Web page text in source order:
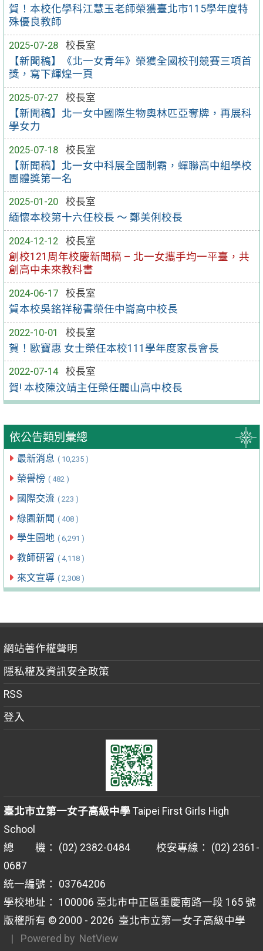
賀！本校化學科江慧玉老師榮獲臺北市115學年度特
殊優良教師
2025-07-28
校長室
【新聞稿】《北一女青年》榮獲全國校刊競賽三項首
獎，寫下輝煌一頁
2025-07-27
校長室
【新聞稿】北一女中國際生物奧林匹亞奪牌，再展科
學女力
2025-07-18
校長室
【新聞稿】北一女中科展全國制霸，蟬聯高中組學校
團體獎第一名
2025-01-20
校長室
緬懷本校第十六任校長 ～ 鄭美俐校長
2024-12-12
校長室
創校121周年校慶新聞稿 – 北一女攜手均一平臺，共
創高中未來教科書
2024-06-17
校長室
賀本校吳銘祥秘書榮任中崙高中校長
2022-10-01
校長室
賀！歐寶惠 女士榮任本校111學年度家長會長
2022-07-14
校長室
賀! 本校陳汶靖主任榮任麗山高中校長
依公告類別彙總
最新消息 ( 10,235 )
榮譽榜 ( 482 )
國際交流 ( 223 )
綠園新聞 ( 408 )
學生園地 ( 6,291 )
教師研習 ( 4,118 )
來文宣導 ( 2,308 )
網站著作權聲明
隱私權及資訊安全政策
RSS
登入
臺北市立第一女子高級中學Taipei First Girls High
School
總 機： (02) 2382-0484 校安專線： (02) 2361-
0687
統一編號： 03764206
學校地址： 100006 臺北市中正區重慶南路一段 165 號
版權所有 © 2000 - 2026 臺北市立第一女子高級中學
| Powered by NetView